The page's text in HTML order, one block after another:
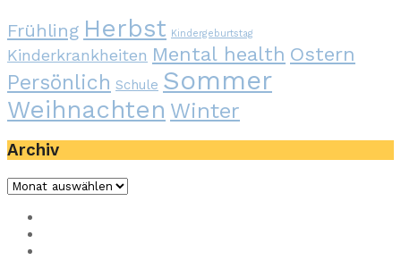
Frühling Herbst Kindergeburtstag
Kinderkrankheiten Mental health Ostern
Persönlich Schule Sommer
Weihnachten Winter
Archiv
Archiv